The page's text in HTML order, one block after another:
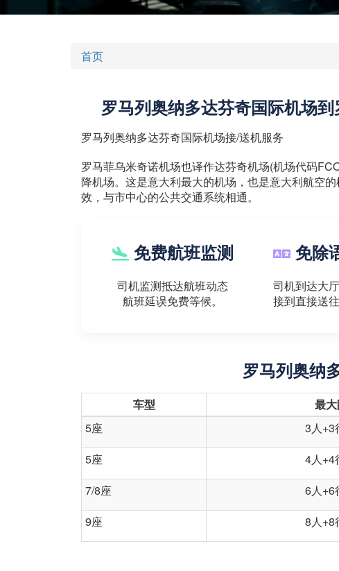
首页
罗马列奥纳多达芬奇国际机场
罗马列奥纳多达芬奇国际机场接/送机服务
罗马菲乌米奇诺机场也译作达芬奇机场(机场代码
降机场。这是意大利最大的机场，也是意大利航空
效，与市中心的公共交通系统相通。
免费航班监测
司机监测抵达航班动态
航班延误免费等候。
免除
司机到达大
接到直接送
罗马列奥纳
车型 最
5座
3人+3
5座 4人+4
7/8座 6人+6
9座 8人+8